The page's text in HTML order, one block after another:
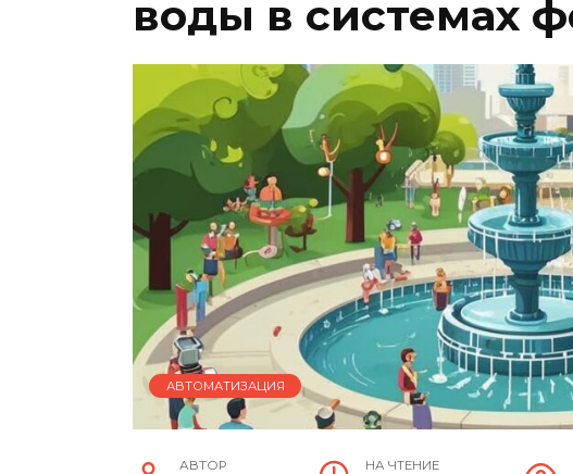
воды в системах
АВТОМАТИЗАЦИЯ
АВТОР НА ЧТЕНИЕ